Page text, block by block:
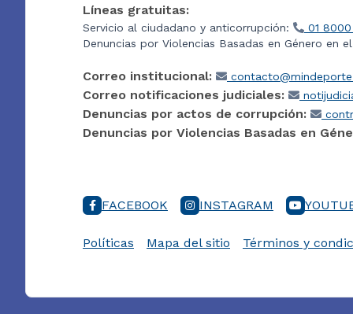
Líneas gratuitas:
Servicio al ciudadano y anticorrupción:
01 8000
Denuncias por Violencias Basadas en Género en
Correo institucional:
Correo notificaciones judiciales:
Denuncias por actos de corrupción:
Denuncias por Violencias Basadas en
FACEBOOK INSTAGRAM
Políticas Mapa del sitio Términos y